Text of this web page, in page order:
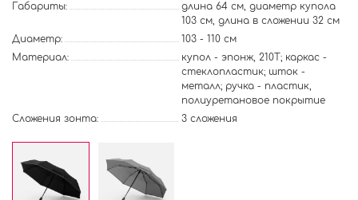
Габариты:
длина 64 см, диаметр купола
103 см, длина в сложении 32 см
Диаметр:
103 - 110 см
Материал:
купол - эпонж, 210Т; каркас -
стеклопластик; шток -
металл; ручка - пластик,
полиуретановое покрытие
Сложения зонта:
3 сложения